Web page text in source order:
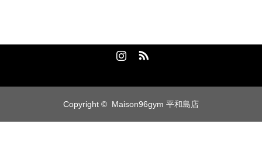
Copyright © Maison96gym 平和島店